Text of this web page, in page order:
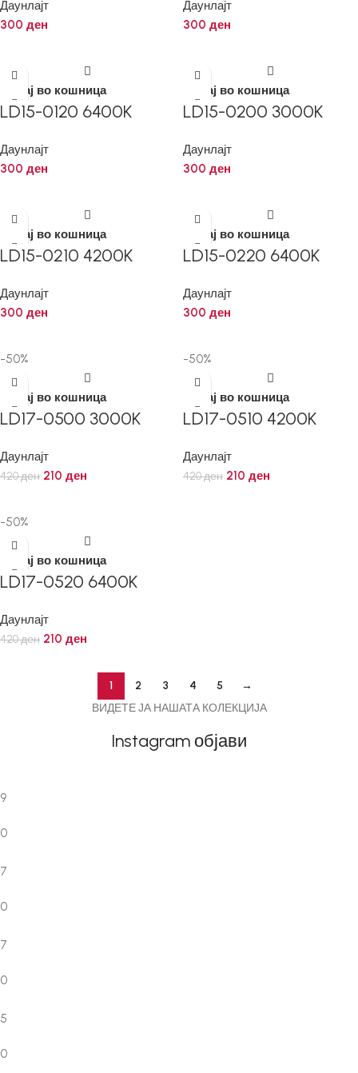
Даунлајт
300 ден
Даунлајт
300 ден
Додај во кошница
LD15-0120 6400K
Даунлајт
300 ден
Додај во кошница
LD15-0200 3000K
Даунлајт
300 ден
Додај во кошница
LD15-0210 4200K
Даунлајт
300 ден
Додај во кошница
LD15-0220 6400K
Даунлајт
300 ден
-50%
Додај во кошница
LD17-0500 3000K
Даунлајт
420ден 210 ден
-50%
Додај во кошница
LD17-0510 4200K
Даунлајт
420ден 210 ден
-50%
Додај во кошница
LD17-0520 6400K
Даунлајт
420ден 210 ден
1 2 3 4 5
→
ВИДЕТЕ ЈА НАШАТА КОЛЕКЦИЈА
Instagram објави
9
0
7
0
7
0
5
0